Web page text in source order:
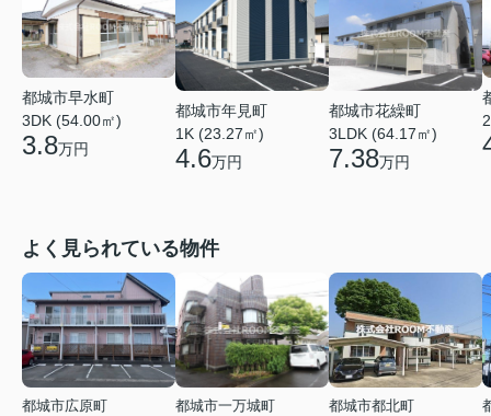
都城市早水町
3DK (54.00㎡)
3.8万円
都城市年見町
1K (23.27㎡)
4.6万円
都城市花繰町
3LDK (64.17㎡)
7.38万円
よく見られている物件
都城市広原町
都城市一万城町
都城市都北町